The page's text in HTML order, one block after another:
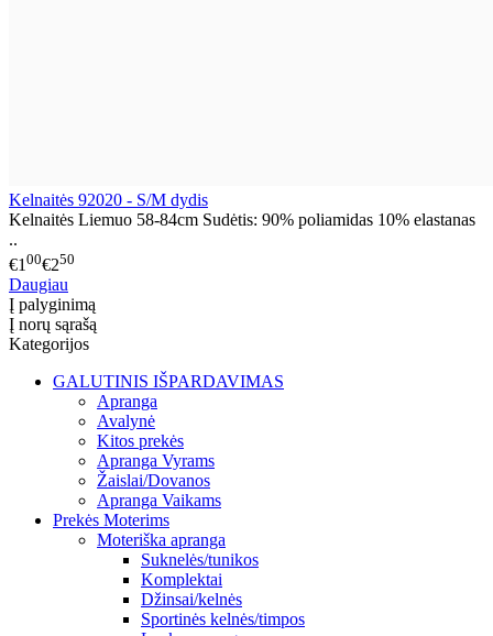
Kelnaitės 92020 - S/M dydis
Kelnaitės Liemuo 58-84cm Sudėtis: 90% poliamidas 10% elastanas
..
€1 00€250
Daugiau
Į palyginimą
Į norų sąrašą
Kategorijos
GALUTINIS IŠPARDAVIMAS
Apranga
Avalynė
Kitos prekės
Apranga Vyrams
Žaislai/Dovanos
Apranga Vaikams
Prekės Moterims
Moteriška apranga
Suknelės/tunikos
Komplektai
Džinsai/kelnės
Sportinės kelnės/timpos